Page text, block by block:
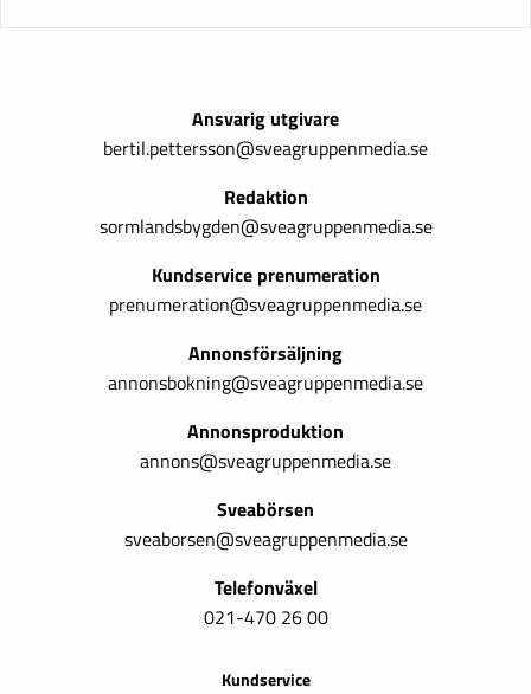
Ansvarig utgivare
bertil.pettersson@sveagruppenmedia.se
Redaktion
sormlandsbygden@sveagruppenmedia.se
Kundservice prenumeration
prenumeration@sveagruppenmedia.se
Annonsförsäljning
annonsbokning@sveagruppenmedia.se
Annonsproduktion
annons@sveagruppenmedia.se
Sveabörsen
sveaborsen@sveagruppenmedia.se
Telefonväxel
021-470 26 00
Kundservice